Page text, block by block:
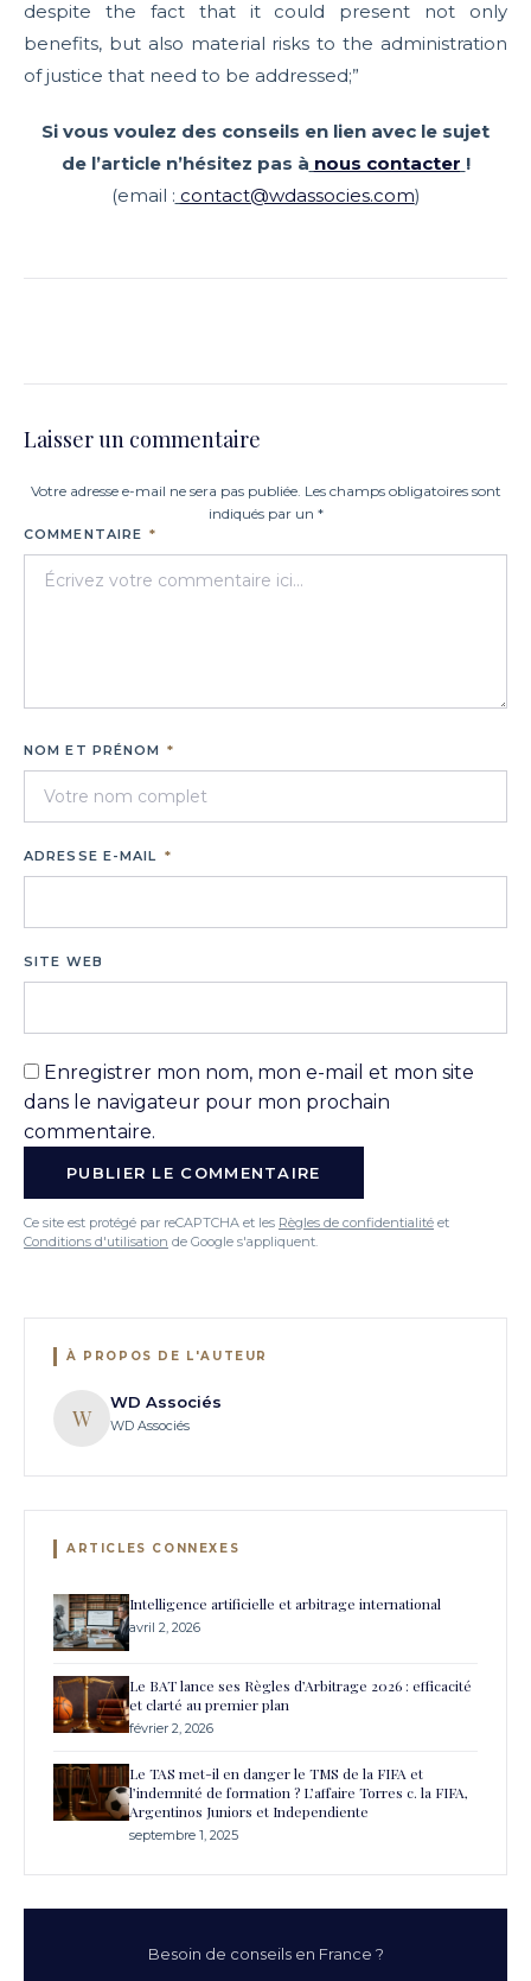
despite the fact that it could present not only
benefits, but also material risks to the administration
of justice that need to be addressed;”
Si vous voulez des conseils en lien avec le sujet
de l’article n’hésitez pas à nous contacter !
(email : contact@wdassocies.com)
Laisser un commentaire
Votre adresse e-mail ne sera pas publiée. Les champs obligatoires sont
indiqués par un *
COMMENTAIRE *
NOM ET PRÉNOM *
ADRESSE E-MAIL *
SITE WEB
Enregistrer mon nom, mon e-mail et mon site
dans le navigateur pour mon prochain
commentaire.
Ce site est protégé par reCAPTCHA et les Règles de confidentialité et
Conditions d'utilisation de Google s'appliquent.
À PROPOS DE L'AUTEUR
W
WD Associés
WD Associés
ARTICLES CONNEXES
Intelligence artificielle et arbitrage international
avril 2, 2026
Le BAT lance ses Règles d’Arbitrage 2026 : efficacité
et clarté au premier plan
février 2, 2026
Le TAS met-il en danger le TMS de la FIFA et
l’indemnité de formation ? L’affaire Torres c. la FIFA,
Argentinos Juniors et Independiente
septembre 1, 2025
Besoin de conseils en France ?